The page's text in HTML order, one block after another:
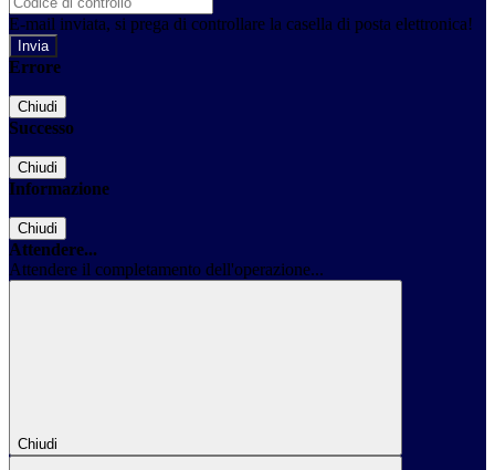
E-mail inviata, si prega di controllare la casella di posta elettronica!
Errore
Chiudi
Successo
Chiudi
Informazione
Chiudi
Attendere...
Attendere il completamento dell'operazione...
Chiudi